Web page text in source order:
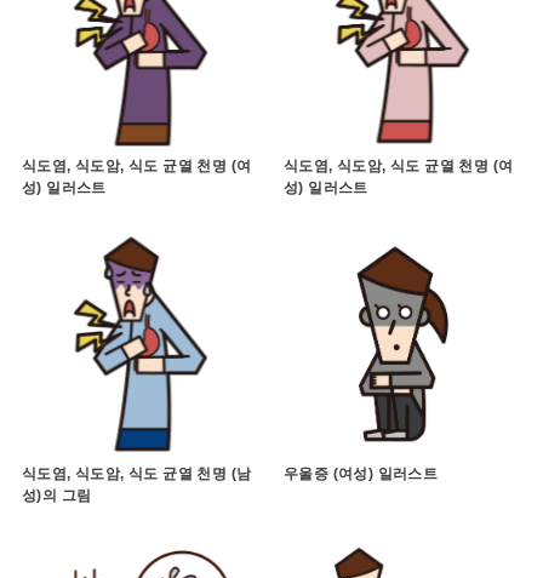
식도염, 식도암, 식도 균열 천명 (여
성) 일러스트
식도염, 식도암, 식도 균열 천명 (여
성) 일러스트
식도염, 식도암, 식도 균열 천명 (남
성)의 그림
우울증 (여성) 일러스트